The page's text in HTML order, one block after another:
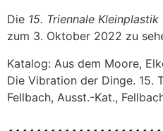
Die 15. Triennale Kleinplastik
zum 3. Oktober 2022 zu
Katalog: Aus dem Moore,
Die Vibration der Dinge. 15.
Fellbach, Ausst.-Kat.,